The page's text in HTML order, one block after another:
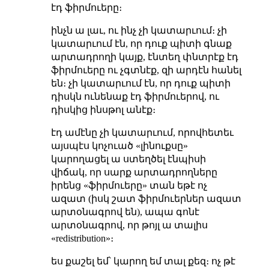
էդ ֆիրմուերը։
ինչն ա լաւ, ու ինչ չի կատարւում։ չի
կատարւում էն, որ դուք պիտի գնաք
արտադրողի կայք, էնտեղ փնտրէք էդ
ֆիրմուերը ու չգտնէք, զի արդէն հանել
են։ չի կատարւում էն, որ դուք պիտի
դիսկն ունենաք էդ ֆիրմուերով, ու
դիսկից ինսթոլ անէք։
էդ ամէնը չի կատարւում, որովհետեւ
այսպէս կոչուած «լինուքսը»
կարողացել ա ստեղծել էնպիսի
վիճակ, որ սարք արտադրողները
իրենց «ֆիրմուերը» տան եթէ ոչ
ազատ (իսկ շատ ֆիրմուերներ ազատ
արտօնագրով են), ապա գոնէ
արտօնագրով, որ թոյլ ա տալիս
«redistribution»։
ես քաշել եմ՝ կարող եմ տալ քեզ։ ոչ թէ